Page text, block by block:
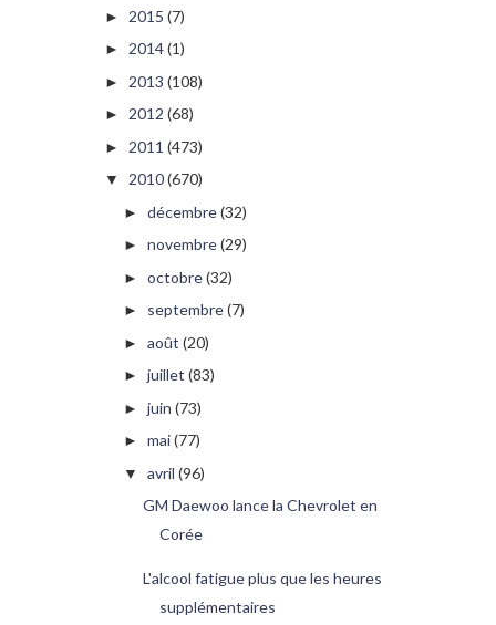
► 2015 (7)
► 2014(1)
► 2013 (108)
► 2012 (68)
► 2011 (473)
▼ 2010(670)
► décembre(32)
► novembre(29)
► octobre(32)
► septembre(7)
► août (20)
► juillet (83)
► juin (73)
► mai(77)
▼ avril (96)
GM Daewoo lance la Chevrolet en
Corée
L'alcool fatigue plus que les heures
supplémentaires